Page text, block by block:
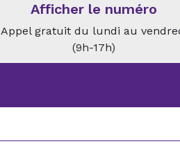
Afficher le numéro
Appel gratuit du lundi au
(9h-17h)